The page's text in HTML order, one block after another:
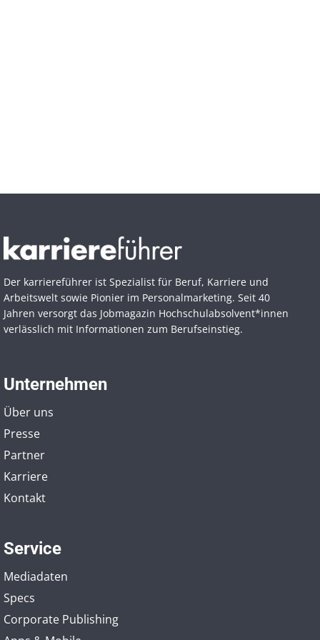
Der karriereführer ist Spezialist für Beruf, Karriere und
Arbeitswelt sowie Pionier im Personal­marketing. Seit 40
Jahren versorgt das Jobmagazin Hochschul­absolvent*innen
verlässlich mit Informationen zum Berufseinstieg.
Unternehmen
Über uns
Presse
Partner
Karriere
Kontakt
Service
Mediadaten
Specs
Corporate Publishing